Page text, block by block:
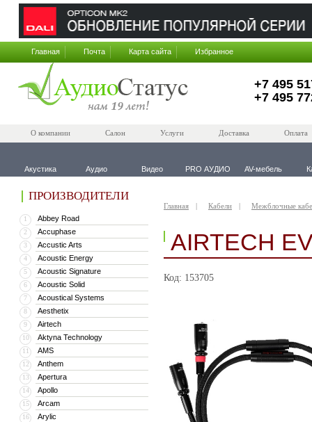
Главная Почта Карта сайта Избранное
+7 495
+7 495
О компании Салон Услуги Доставка Оплата
Акустика Аудио Видео PRO АУДИО AV-мебель
ПРОИЗВОДИТЕЛИ
1 Abbey Road
2 Accuphase
3 Accustic Arts
4 Acoustic Energy
5 Acoustic Signature
6 Acoustic Solid
7 Acoustical Systems
8 Aesthetix
9 Airtech
10 Aktyna Technology
11 AMS
12 Anthem
13 Apertura
14 Apollo
15 Arcam
16 Arylic
Главная Кабели Межблочные
AIRTECH
Код: 153705